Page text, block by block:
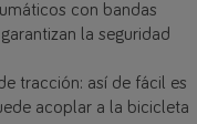
con bandas
la seguridad
tracción: así de fácil es
acoplar a la bicicleta